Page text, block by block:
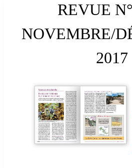
REVUE
NOVEMBRE/
2017